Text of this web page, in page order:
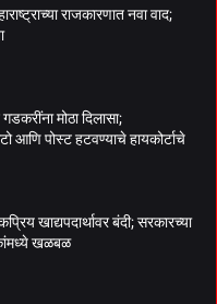
राजकारणात नवा वाद;
मोठा दिलासा;
आणि पोस्ट हटवण्याचे हायकोर्टाचे
खाद्यपदार्थावर बंदी; सरकारच्या
खळबळ